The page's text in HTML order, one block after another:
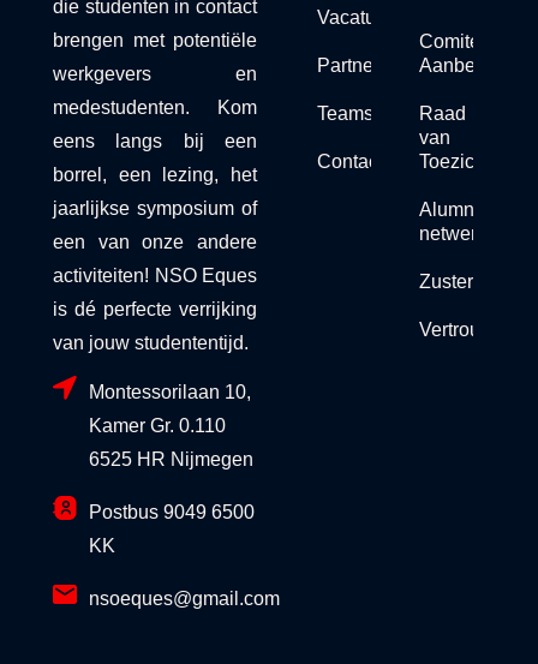
die studenten in contact
brengen met potentiële
werkgevers en
medestudenten. Kom
eens langs bij een
borrel, een lezing, het
jaarlijkse symposium of
een van onze andere
activiteiten! NSO Eques
is dé perfecte verrijking
van jouw studententijd.
Montessorilaan 10,
Kamer Gr. 0.110
6525 HR Nijmegen
Postbus 9049 6500
KK
nsoeques@gmail.com
Vacaturebank
Partners
Teams
Contact
Comité van
Aanbeveling
Raad
van
Toezicht
Alumni
netwerk